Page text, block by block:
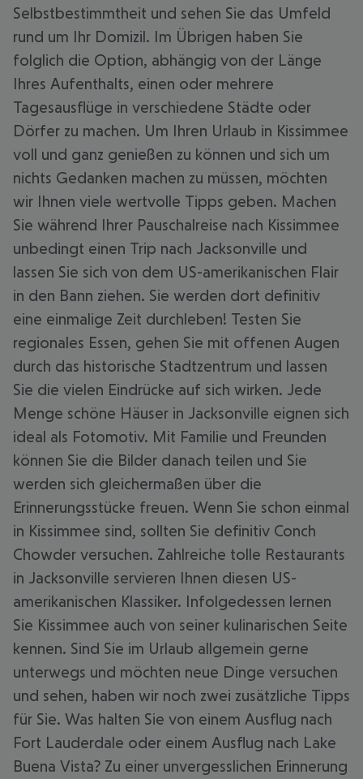
Selbstbestimmtheit und sehen Sie das Umfeld
rund um Ihr Domizil. Im Übrigen haben Sie
folglich die Option, abhängig von der Länge
Ihres Aufenthalts, einen oder mehrere
Tagesausflüge in verschiedene Städte oder
Dörfer zu machen. Um Ihren Urlaub in Kissimmee
voll und ganz genießen zu können und sich um
nichts Gedanken machen zu müssen, möchten
wir Ihnen viele wertvolle Tipps geben. Machen
Sie während Ihrer Pauschalreise nach Kissimmee
unbedingt einen Trip nach Jacksonville und
lassen Sie sich von dem US-amerikanischen Flair
in den Bann ziehen. Sie werden dort definitiv
eine einmalige Zeit durchleben! Testen Sie
regionales Essen, gehen Sie mit offenen Augen
durch das historische Stadtzentrum und lassen
Sie die vielen Eindrücke auf sich wirken. Jede
Menge schöne Häuser in Jacksonville eignen sich
ideal als Fotomotiv. Mit Familie und Freunden
können Sie die Bilder danach teilen und Sie
werden sich gleichermaßen über die
Erinnerungsstücke freuen. Wenn Sie schon einmal
in Kissimmee sind, sollten Sie definitiv Conch
Chowder versuchen. Zahlreiche tolle Restaurants
in Jacksonville servieren Ihnen diesen US-
amerikanischen Klassiker. Infolgedessen lernen
Sie Kissimmee auch von seiner kulinarischen Seite
kennen. Sind Sie im Urlaub allgemein gerne
unterwegs und möchten neue Dinge versuchen
und sehen, haben wir noch zwei zusätzliche Tipps
für Sie. Was halten Sie von einem Ausflug nach
Fort Lauderdale oder einem Ausflug nach Lake
Buena Vista? Zu einer unvergesslichen Erinnerung